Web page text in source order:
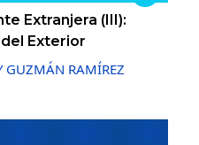
Extranjera (III):
Exterior
GUZMÁN RAMÍREZ